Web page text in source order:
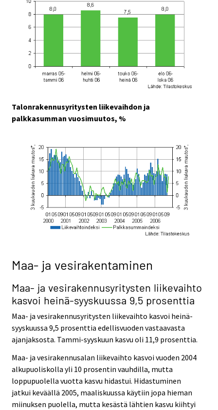
Talonrakennusyritysten liikevaihdon ja
palkkasumman vuosimuutos, %
Maa- ja vesirakentaminen
Maa- ja vesirakennusyritysten liikevaihto
kasvoi heinä-syyskuussa 9,5 prosenttia
Maa- ja vesirakennusyritysten liikevaihto kasvoi heinä-
syyskuussa 9,5 prosenttia edellisvuoden vastaavasta
ajanjaksosta. Tammi-syyskuun kasvu oli 11,9 prosenttia.
Maa- ja vesirakennusalan liikevaihto kasvoi vuoden 2004
alkupuoliskolla yli 10 prosentin vauhdilla, mutta
loppupuolella vuotta kasvu hidastui. Hidastuminen
jatkui keväällä 2005, maaliskuussa käytiin jopa hieman
miinuksen puolella, mutta kesästä lähtien kasvu kiihtyi